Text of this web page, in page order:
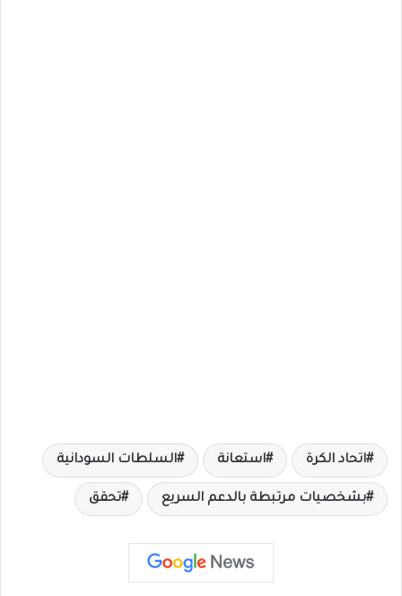
اتحاد الكرة استعانة السلطات السودانية
بشخصيات مرتبطة بالدعم السريع تحقق